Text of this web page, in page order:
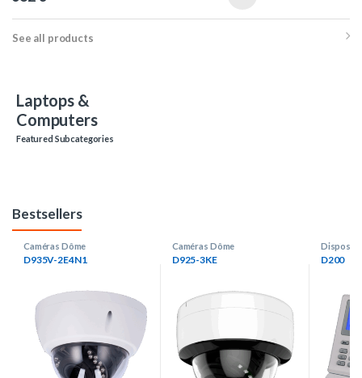
See all products
Laptops &
Computers
Featured Subcategories
Bestsellers
Caméras Dôme
D935V-2E4N1
Caméras Dôme
D925-3KE D200